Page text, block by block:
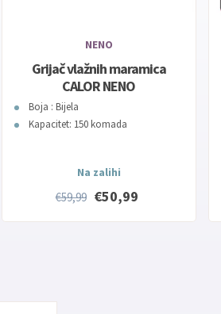
NENO
Grijač vlažnih maramica
CALOR NENO
Boja : Bijela
Kapacitet: 150 komada
Na zalihi
€59,99 €50,99